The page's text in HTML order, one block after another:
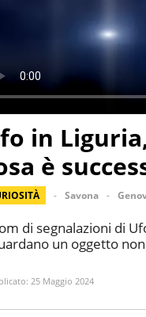
in
è
Savona
di segnalazioni di
un oggetto
25 Maggio 2024